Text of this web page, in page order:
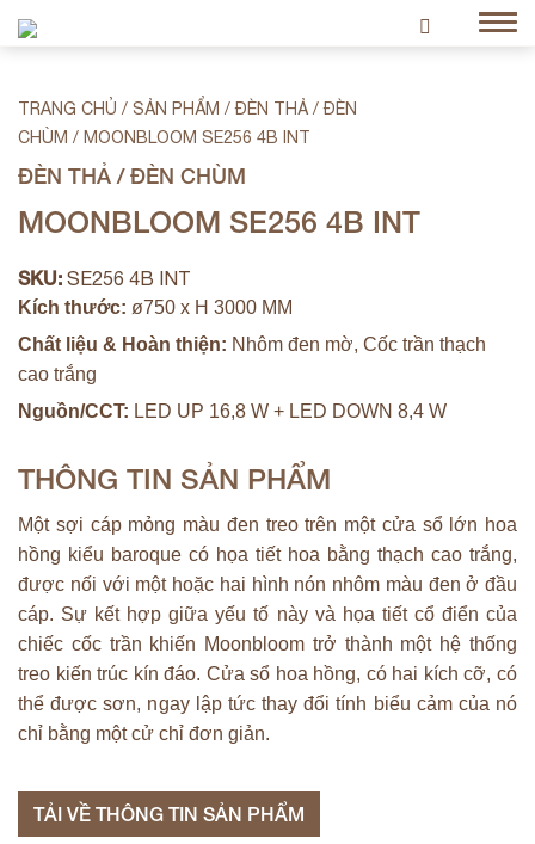
TRANG CHỦ / SẢN PHẨM / ĐÈN THẢ / ĐÈN
CHÙM / MOONBLOOM SE256 4B INT
ĐÈN THẢ / ĐÈN CHÙM
MOONBLOOM SE256 4B INT
SKU: SE256 4B INT
Kích thước: ø750 x H 3000 MM
Chất liệu & Hoàn thiện: Nhôm đen mờ, Cốc trần thạch
cao trắng
Nguồn/CCT: LED UP 16,8 W + LED DOWN 8,4 W
THÔNG TIN SẢN PHẨM
Một sợi cáp mỏng màu đen treo trên một cửa sổ lớn hoa
hồng kiểu baroque có họa tiết hoa bằng thạch cao trắng,
được nối với một hoặc hai hình nón nhôm màu đen ở đầu
cáp. Sự kết hợp giữa yếu tố này và họa tiết cổ điển của
chiếc cốc trần khiến Moonbloom trở thành một hệ thống
treo kiến ​​trúc kín đáo. Cửa sổ hoa hồng, có hai kích cỡ, có
thể được sơn, ngay lập tức thay đổi tính biểu cảm của nó
chỉ bằng một cử chỉ đơn giản.
TẢI VỀ THÔNG TIN SẢN PHẨM